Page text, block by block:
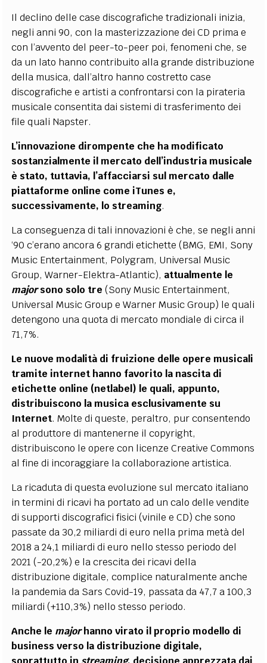
Il declino delle case discografiche tradizionali inizia,
negli anni 90, con la masterizzazione dei CD prima e
con l’avvento del peer-to-peer poi, fenomeni che, se
da un lato hanno contribuito alla grande distribuzione
della musica, dall’altro hanno costretto case
discografiche e artisti a confrontarsi con la pirateria
musicale consentita dai sistemi di trasferimento dei
file quali Napster.
L’innovazione dirompente che ha modificato
sostanzialmente il mercato dell’industria musicale
è stato, tuttavia, l’affacciarsi sul mercato dalle
piattaforme online come iTunes e,
successivamente, lo streaming.
La conseguenza di tali innovazioni è che, se negli anni
‘90 c’erano ancora 6 grandi etichette (BMG, EMI, Sony
Music Entertainment, Polygram, Universal Music
Group, Warner-Elektra-Atlantic), attualmente le
majorsono solo tre (Sony Music Entertainment,
Universal Music Group e Warner Music Group) le quali
detengono una quota di mercato mondiale di circa il
71,7%.
Le nuove modalità di fruizione delle opere musicali
tramite internet hanno favorito la nascita di
etichette online (netlabel) le quali, appunto,
distribuiscono la musica esclusivamente su
Internet. Molte di queste, peraltro, pur consentendo
al produttore di mantenerne il copyright,
distribuiscono le opere con licenze Creative Commons
al fine di incoraggiare la collaborazione artistica.
La ricaduta di questa evoluzione sul mercato italiano
in termini di ricavi ha portato ad un calo delle vendite
di supporti discografici fisici (vinile e CD) che sono
passate da 30,2 miliardi di euro nella prima metà del
2018 a 24,1 miliardi di euro nello stesso periodo del
2021 (-20,2%) e la crescita dei ricavi della
distribuzione digitale, complice naturalmente anche
la pandemia da Sars Covid-19, passata da 47,7 a 100,3
miliardi (+110,3%) nello stesso periodo.
Anche le majorhanno virato il proprio modello di
business verso la distribuzione digitale,